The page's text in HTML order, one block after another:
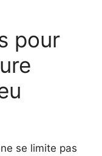
pour
se limite pas